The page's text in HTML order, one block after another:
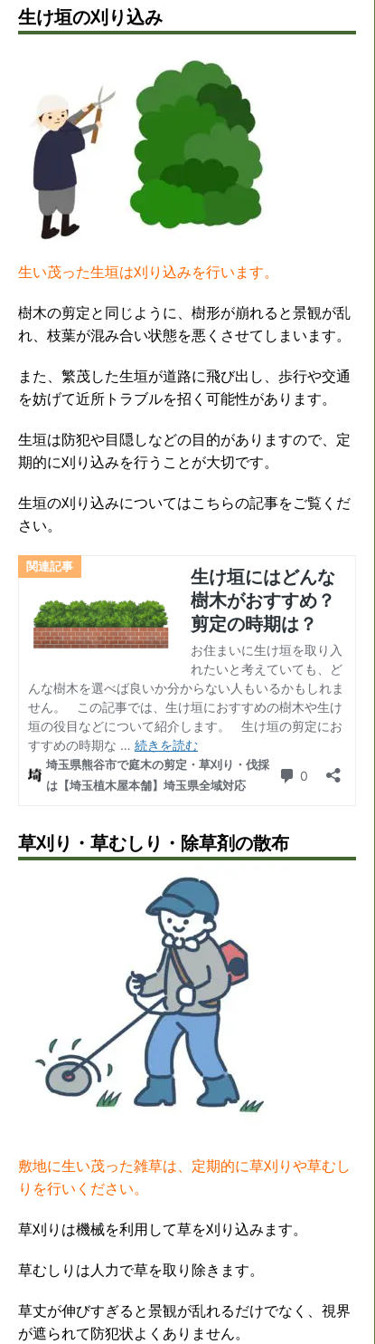
生け垣の刈り込み
生い茂った生垣は刈り込みを行います。
樹木の剪定と同じように、樹形が崩れると景観が乱
れ、枝葉が混み合い状態を悪くさせてしまいます。
また、繁茂した生垣が道路に飛び出し、歩行や交通
を妨げて近所トラブルを招く可能性があります。
生垣は防犯や目隠しなどの目的がありますので、定
期的に刈り込みを行うことが大切です。
生垣の刈り込みについてはこちらの記事をご覧くだ
さい。
草刈り・草むしり・除草剤の散布
敷地に生い茂った雑草は、定期的に草刈りや草むし
りを行いください。
草刈りは機械を利用して草を刈り込みます。
草むしりは人力で草を取り除きます。
草丈が伸びすぎると景観が乱れるだけでなく、視界
が遮られて防犯状よくありません。